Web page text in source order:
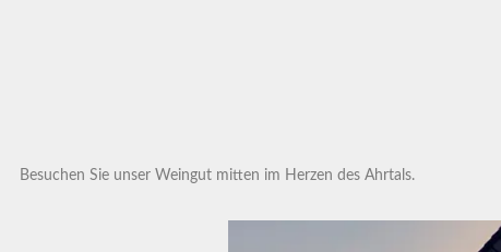
Besuchen Sie unser Weingut mitten im Herzen des Ahrtals.